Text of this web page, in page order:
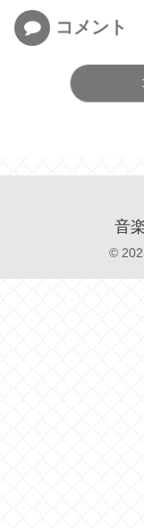
コメント
音
©